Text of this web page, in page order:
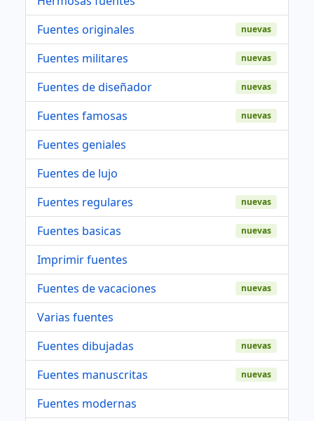
Fuentes originales
nuevas
Fuentes militares nuevas
Fuentes de diseñador nuevas
Fuentes famosas nuevas
Fuentes geniales
Fuentes de lujo
Fuentes regulares
nuevas
Fuentes basicas nuevas
Imprimir fuentes
Fuentes de vacaciones
nuevas
Varias fuentes
Fuentes dibujadas
nuevas
Fuentes manuscritas nuevas
Fuentes modernas